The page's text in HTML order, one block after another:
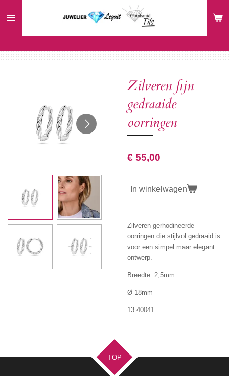
direct
hoofdinhoud
Zilveren fijn
gedraaide
oorringen
€ 55,00
In winkelwagen
Zilveren gerhodineerde
oorringen die stijlvol gedraaid is
voor een simpel maar elegant
ontwerp.
Breedte: 2,5mm
Ø 18mm
13.40041
TOP